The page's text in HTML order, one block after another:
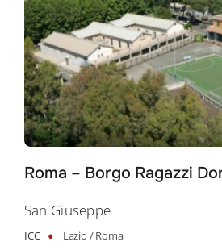
Roma – Borgo Ragazzi
San Giuseppe
ICC • Lazio /Roma